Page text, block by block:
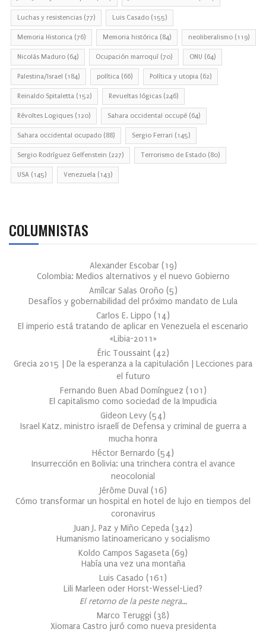
Luchas y resistencias (77) Luis Casado (155)
Memoria Historica (76) Memoria histórica (84) neoliberalismo (119)
Nicolás Maduro (64) Ocupación marroquí (70) ONU (64)
Palestina/Israel (184) política (66) Política y utopia (62)
Reinaldo Spitaletta (152) Revueltas lógicas (246)
Révoltes Logiques (120) Sahara occidental occupé (64)
Sahara occidental ocupado (88) Sergio Ferrari (145)
Sergio Rodríguez Gelfenstein (227) Terrorismo de Estado (80)
USA (145) Venezuela (143)
COLUMNISTAS
Alexander Escobar (19)
Colombia: Medios alternativos y el nuevo Gobierno
Amílcar Salas Oroño (5)
Desafíos y gobernabilidad del próximo mandato de Lula
Carlos E. Lippo (14)
El imperio está tratando de aplicar en Venezuela el escenario
«Libia-2011»
Éric Toussaint (42)
Grecia 2015 | De la esperanza a la capitulación | Lecciones para
el futuro
Fernando Buen Abad Domínguez (101 )
El capitalismo como sociedad de la Impudicia
Gideon Levy (54)
Israel Katz, ministro israelí de Defensa y criminal de guerra a
mucha honra
Héctor Bernardo (54)
Insurrección en Bolivia: una trinchera contra el avance
neocolonial
Jérôme Duval (16)
Cómo transformar un hospital en hotel de lujo en tiempos del
coronavirus
Juan J. Paz y Miño Cepeda (342)
Humanismo latinoamericano y socialismo
Koldo Campos Sagaseta (69)
Había una vez una montaña
Luis Casado (161 )
Lili Marleen oder Horst-Wessel-Lied?
El retorno de la peste negra…
Marco Teruggi (38)
Xiomara Castro juró como nueva presidenta